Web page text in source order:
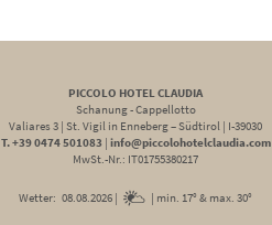
PICCOLO HOTEL CLAUDIA
Schanung - Cappellotto
Valiares 3 | St. Vigil in Enneberg – Südtirol | I-39030
T. +39 0474 501083 | info@piccolohotelclaudia.com
MwSt.-Nr.: IT01755380217
Wetter: 08.08.2026 | | min. 17° & max. 30°